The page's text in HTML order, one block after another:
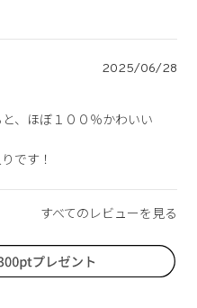
2025/06/28
、ほぼ１００％かわいい
です！